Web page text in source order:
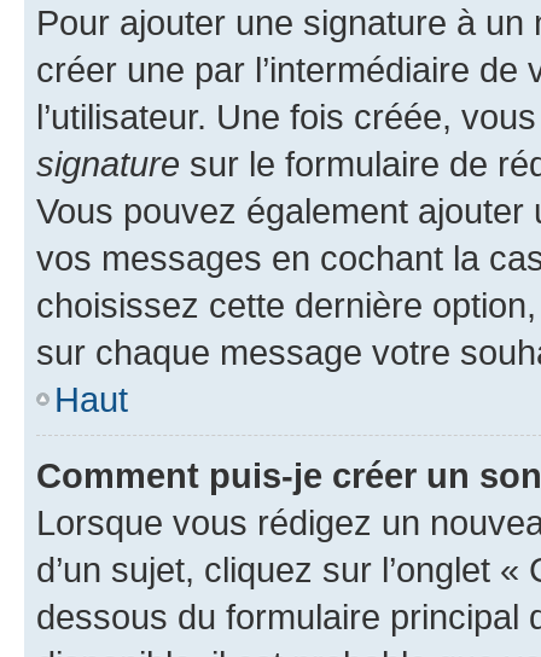
Pour ajouter une signature à un
créer une par l’intermédiaire
l’utilisateur. Une fois créée,
signature sur le formulaire de
Vous pouvez également
vos messages en cochant la
choisissez cette dernière
sur chaque message votre
Haut
Comment puis-je créer un
Lorsque vous rédigez un
d’un sujet, cliquez sur l’onglet
dessous du formulaire principal